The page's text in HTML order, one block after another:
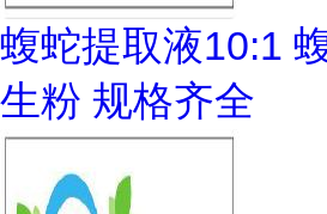
蝮蛇提取液10:1
生粉 规格齐全